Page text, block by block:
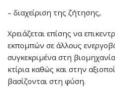
– διαχείριση της ζήτησης,
Χρειάζεται επίσης να
εκπομπών σε άλλους
συγκεκριμένα στη
κτίρια καθώς και στην
βασίζονται στη φύση.